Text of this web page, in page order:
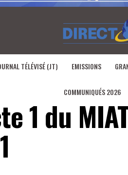
TÉLÉVISÉ (JT) EMISSIONS
COMMUNIQUÉS 2026
1 du